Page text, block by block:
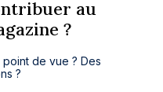
au
?
de vue ? Des
?